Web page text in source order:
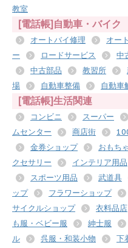
教室
[電話帳]自動車・バイク
オートバイ修理 オー
ー
ロードサービス 中
中古部品
教習所
場
自動車整備 自動車
[電話帳]生活関連
コンビニ スーパー
ムセンター
商店街
金券ショップ
おもち
クセサリー
インテリア用品
スポーツ用品
武道具
ップ
フラワーショップ
サイクルショップ
衣料品店
も服・ベビー服
紳士服
ル
呉服・和装小物 下